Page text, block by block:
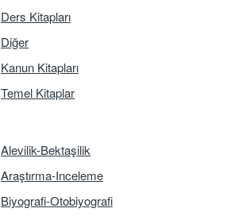
Ders Kitapları
Diğer
Kanun Kitapları
Temel Kitaplar
Alevilik-Bektaşilik
Araştırma-Inceleme
Biyografi-Otobiyografi